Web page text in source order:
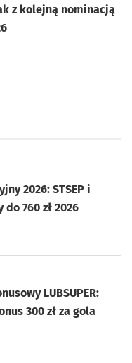
z kolejną nominacją
2026: STSEP i
760 zł 2026
LUBSUPER:
300 zł za gola